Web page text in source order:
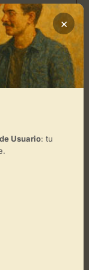
– Música
×
Usuario: tu